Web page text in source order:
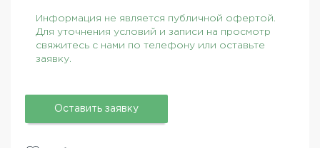
Информация не является публичной офертой.
Для уточнения условий и записи на просмотр
свяжитесь с нами по телефону или оставьте
заявку.
Оставить заявку